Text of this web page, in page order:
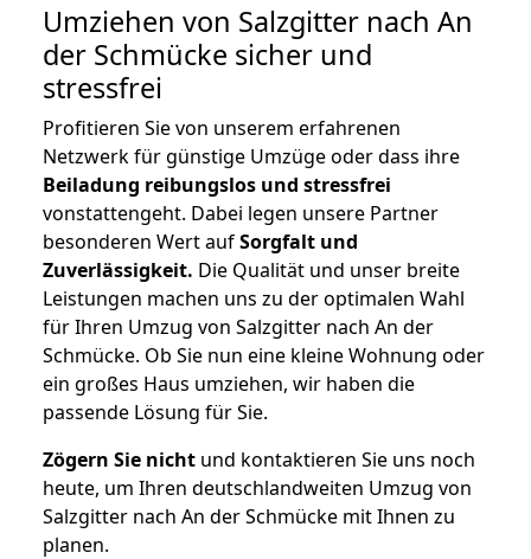
Umziehen von Salzgitter nach An
der Schmücke sicher und
stressfrei
Profitieren Sie von unserem erfahrenen
Netzwerk für günstige Umzüge oder dass ihre
Beiladung reibungslos und stressfrei
vonstattengeht. Dabei legen unsere Partner
besonderen Wert aufSorgfalt und
Zuverlässigkeit. Die Qualität und unser breite
Leistungen machen uns zu der optimalen Wahl
für Ihren Umzug von Salzgitter nach An der
Schmücke. Ob Sie nun eine kleine Wohnung oder
ein großes Haus umziehen, wir haben die
passende Lösung für Sie.
Zögern Sie nicht und kontaktieren Sie uns noch
heute, um Ihren deutschlandweiten Umzug von
Salzgitter nach An der Schmücke mit Ihnen zu
planen.